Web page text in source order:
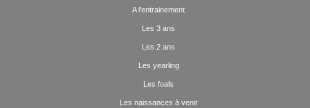
A l'entrainement
Les 3 ans
Les 2 ans
Les yearling
Les foals
Les naissances à venir